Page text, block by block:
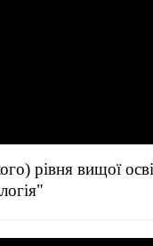
рівня вищої